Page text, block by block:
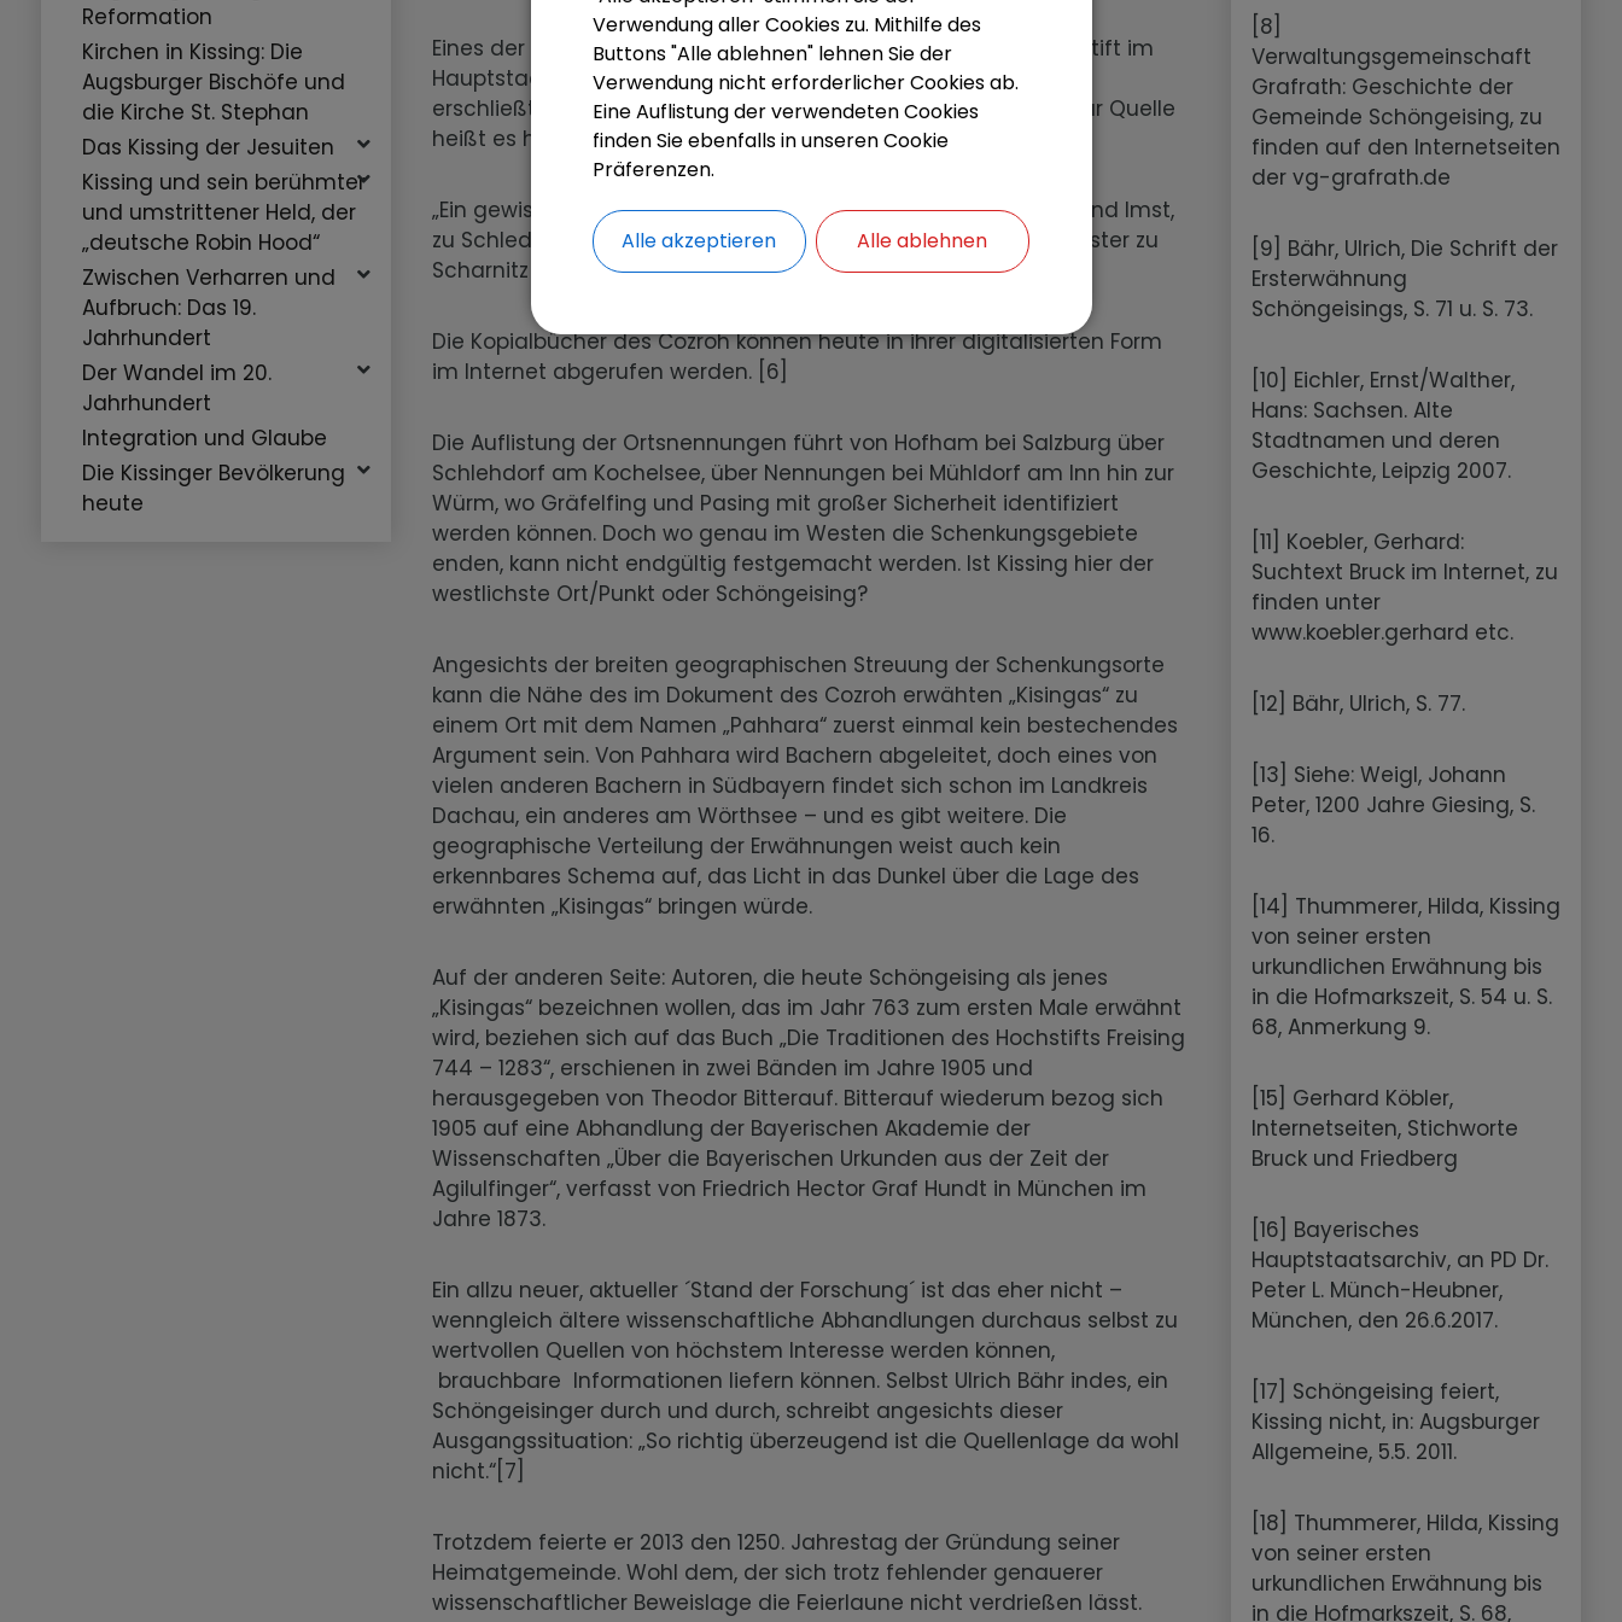
Reformation
Kirchen in Kissing: Die
Augsburger Bischöfe und
die Kirche St. Stephan
Das Kissing der Jesuiten
Kissing und sein berühmter
und umstrittener Held, der
„deutsche Robin Hood“
Zwischen Verharren und
Aufbruch: Das 19.
Jahrhundert
Der Wandel im 20.
Jahrhundert
Integration und Glaube
Die Kissinger Bevölkerung
heute
Eines der Kernstücke der Sammlung Freising, Bistum und Hochstift im
Hauptstaatsarchiv ist die Urkunde 0763 VI 29. (Aus der Signatur
erschließt sich hier das Ausstellungsdatum 29.Juni 763.) Und zur Quelle
heißt es hier im Überblick:
„Ein gewisser Reginpert stiftet mit Gütern zu Polling, Flauerling und Imst,
zu Schledorf, Hofham, Sindelsdorf, u.s.w. dem heil. Petrus ein Kloster zu
Scharnitz in Tirol.“[5]
Die Kopialbücher des Cozroh können heute in ihrer digitalisierten Form
im Internet abgerufen werden. [6]
Die Auflistung der Ortsnennungen führt von Hofham bei Salzburg über
Schlehdorf am Kochelsee, über Nennungen bei Mühldorf am Inn hin zur
Würm, wo Gräfelfing und Pasing mit großer Sicherheit identifiziert
werden können. Doch wo genau im Westen die Schenkungsgebiete
enden, kann nicht endgültig festgemacht werden. Ist Kissing hier der
westlichste Ort/Punkt oder Schöngeising?
Angesichts der breiten geographischen Streuung der Schenkungsorte
kann die Nähe des im Dokument des Cozroh erwähten „Kisingas“ zu
einem Ort mit dem Namen „Pahhara“ zuerst einmal kein bestechendes
Argument sein. Von Pahhara wird Bachern abgeleitet, doch eines von
vielen anderen Bachern in Südbayern findet sich schon im Landkreis
Dachau, ein anderes am Wörthsee – und es gibt weitere. Die
geographische Verteilung der Erwähnungen weist auch kein
erkennbares Schema auf, das Licht in das Dunkel über die Lage des
erwähnten „Kisingas“ bringen würde.
Auf der anderen Seite: Autoren, die heute Schöngeising als jenes
„Kisingas“ bezeichnen wollen, das im Jahr 763 zum ersten Male erwähnt
wird, beziehen sich auf das Buch „Die Traditionen des Hochstifts Freising
744 – 1283“, erschienen in zwei Bänden im Jahre 1905 und
herausgegeben von Theodor Bitterauf. Bitterauf wiederum bezog sich
1905 auf eine Abhandlung der Bayerischen Akademie der
Wissenschaften „Über die Bayerischen Urkunden aus der Zeit der
Agilulfinger“, verfasst von Friedrich Hector Graf Hundt in München im
Jahre 1873.
Ein allzu neuer, aktueller ´Stand der Forschung´ ist das eher nicht –
wenngleich ältere wissenschaftliche Abhandlungen durchaus selbst zu
wertvollen Quellen von höchstem Interesse werden können,
brauchbare Informationen liefern können. Selbst Ulrich Bähr indes, ein
Schöngeisinger durch und durch, schreibt angesichts dieser
Ausgangssituation: „So richtig überzeugend ist die Quellenlage da wohl
nicht.“[7]
Trotzdem feierte er 2013 den 1250. Jahrestag der Gründung seiner
Heimatgemeinde. Wohl dem, der sich trotz fehlender genauerer
wissenschaftlicher Beweislage die Feierlaune nicht verdrießen lässt.
[8]
Verwaltungsgemeinschaft
Grafrath: Geschichte der
Gemeinde Schöngeising, zu
finden auf den Internetseiten
der vg-grafrath.de
[9] Bähr, Ulrich, Die Schrift der
Ersterwähnung
Schöngeisings, S. 71 u. S. 73.
[10] Eichler, Ernst/Walther,
Hans: Sachsen. Alte
Stadtnamen und deren
Geschichte, Leipzig 2007.
[11] Koebler, Gerhard:
Suchtext Bruck im Internet, zu
finden unter
www.koebler.gerhard etc.
[12] Bähr, Ulrich, S. 77.
[13] Siehe: Weigl, Johann
Peter, 1200 Jahre Giesing, S.
16.
[14] Thummerer, Hilda, Kissing
von seiner ersten
urkundlichen Erwähnung bis
in die Hofmarkszeit, S. 54 u. S.
68, Anmerkung 9.
[15] Gerhard Köbler,
Internetseiten, Stichworte
Bruck und Friedberg
[16] Bayerisches
Hauptstaatsarchiv, an PD Dr.
Peter L. Münch-Heubner,
München, den 26.6.2017.
[17] Schöngeising feiert,
Kissing nicht, in: Augsburger
Allgemeine, 5.5. 2011.
[18] Thummerer, Hilda, Kissing
von seiner ersten
urkundlichen Erwähnung bis
in die Hofmarkszeit, S. 68,
Verwendung aller Cookies zu. Mithilfe des
Buttons "Alle ablehnen" lehnen Sie der
Verwendung nicht erforderlicher Cookies ab.
Eine Auflistung der verwendeten Cookies
finden Sie ebenfalls in unseren Cookie
Präferenzen.
Alle akzeptieren Alle ablehnen